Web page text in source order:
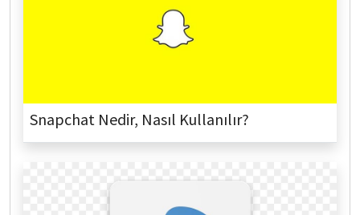
Snapchat Nedir, Nasıl Kullanılır?